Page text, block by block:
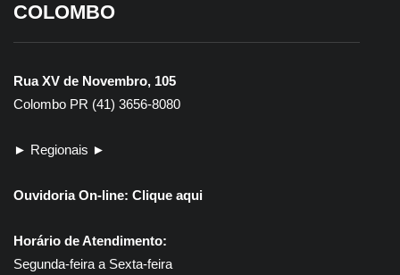
COLOMBO
Rua XV de Novembro, 105
Colombo PR (41) 3656-8080
► Regionais ►
Ouvidoria On-line: Clique aqui
Horário de Atendimento:
Segunda-feira a Sexta-feira